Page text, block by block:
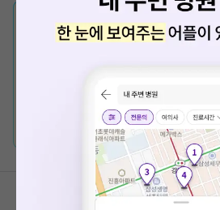
스마트라식
(~08.31)
내 회사 할인가 보러가기
할인몰을 통해 명이 방문했어요!